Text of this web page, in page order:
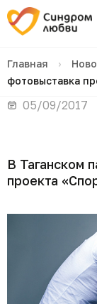
Главная ›
фотовыставка
05/09/2017
В Таганском
проекта